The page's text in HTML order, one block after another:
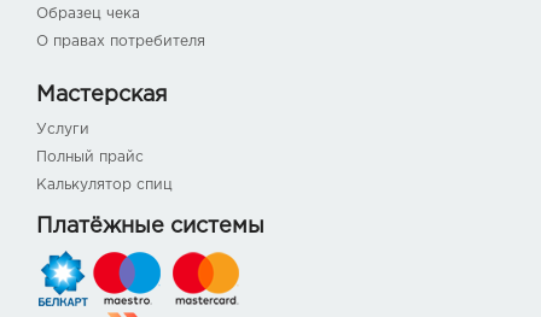
Образец чека
О правах потребителя
Мастерская
Услуги
Полный прайс
Калькулятор спиц
Платёжные системы